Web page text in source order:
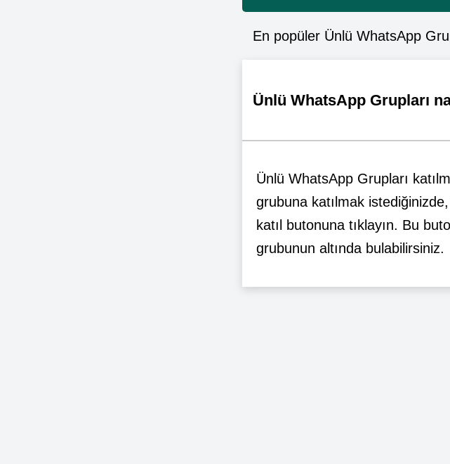
En popüler Ünlü WhatsApp
Ünlü WhatsApp Grupları
Ünlü WhatsApp Grupları
grubuna katılmak
katıl butonuna tıklayın. Bu
grubunun altında bulabilirsiniz.